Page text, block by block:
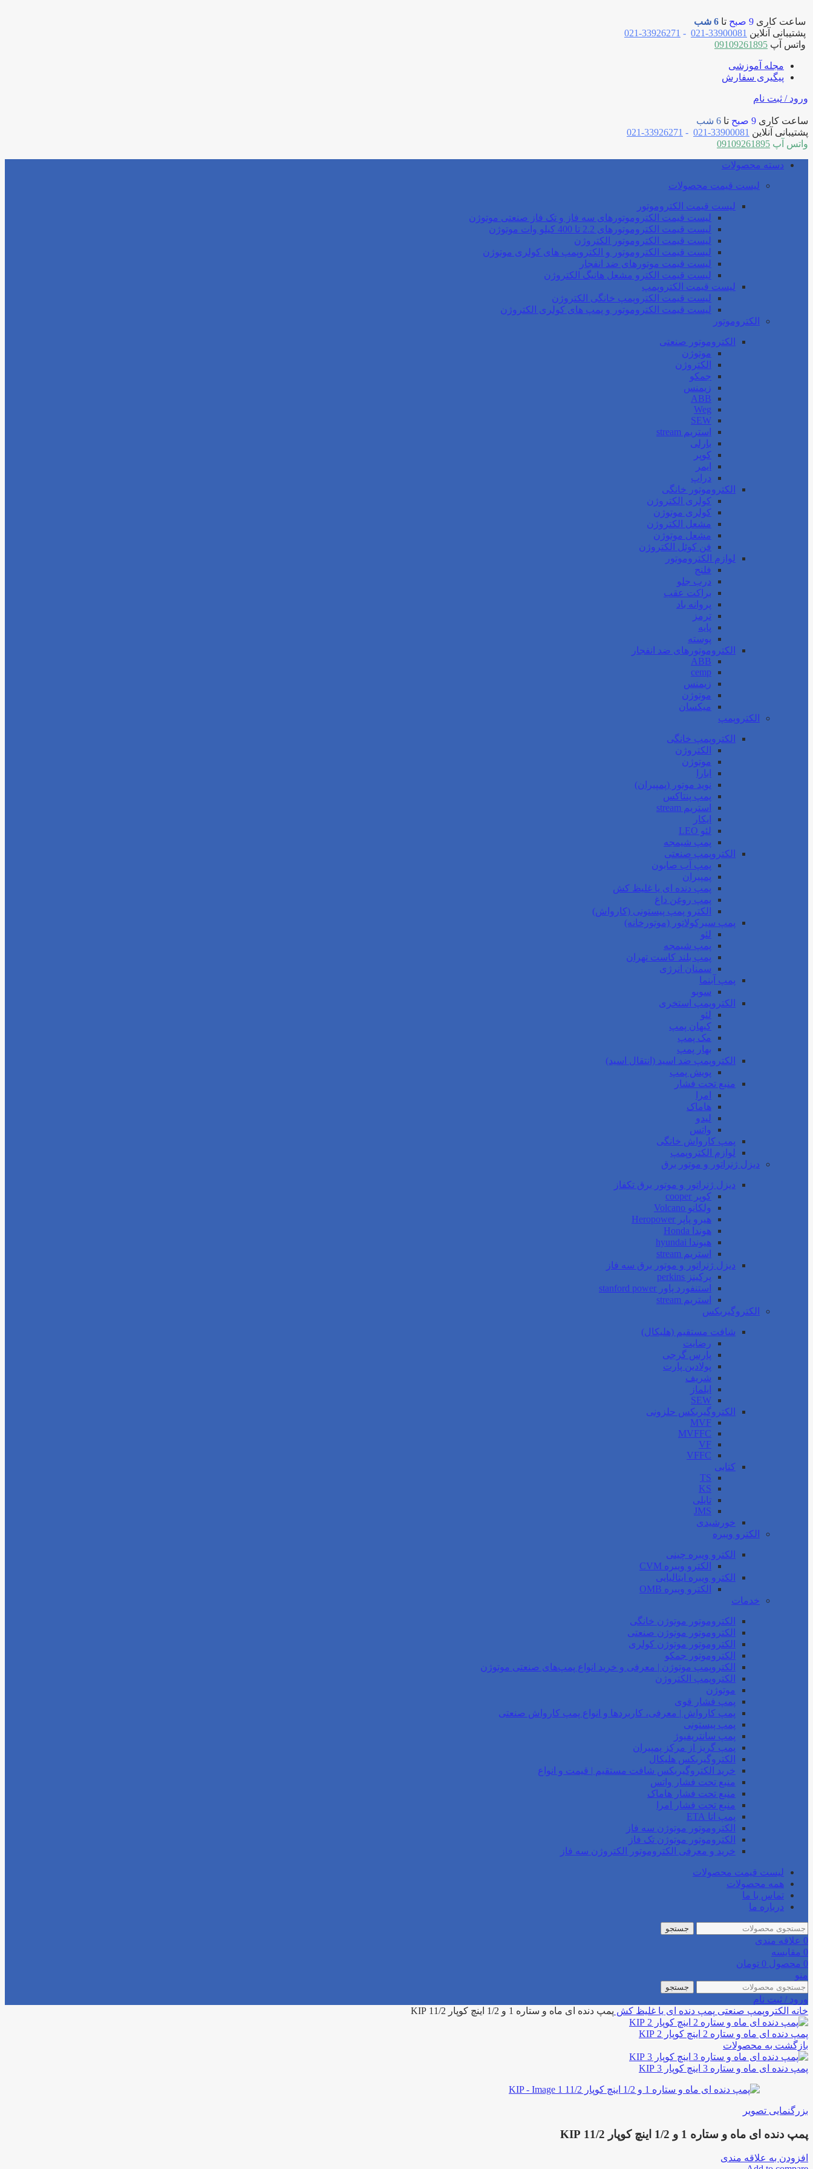
ساعت کاری 9 صبح تا 6 شب
پشتیبانی آنلاین 33900081-021
-
33926271-021
واتس آپ 09109261895
مجله آموزشی
پیگیری سفارش
ورود / ثبت نام
ساعت کاری 9 صبح تا 6 شب
پشتیبانی آنلاین 33900081-021
-
33926271-021
واتس آپ 09109261895
دسته محصولات
لیست قیمت محصولات
لیست قیمت الکتروموتور
لیست قیمت الکتروموتورهای سه فاز و تک فاز صنعتی موتوژن
لیست قیمت الکتروموتورهای 2.2 تا 400 کیلو وات موتوژن
لیست قیمت الکتروموتور الکتروژن
لیست قیمت الکتروموتور و الکتروپمپ های کولری موتوژن
لیست قیمت موتورهای ضد انفجار
لیست قیمت الکترو مشعل هانیگ الکتروژن
لیست قیمت الکتروپمپ
لیست قیمت الکتروپمپ خانگی الکتروژن
لیست قیمت الکتروموتور و پمپ های کولری الکتروژن
الکتروموتور
الکتروموتور صنعتی
موتوژن
الکتروژن
جمکو
زیمنس
ABB
Weg
SEW
استریم stream
بارلی
کوپر
ایمر
دراپ
الکتروموتور خانگی
کولری الکتروژن
کولری موتوژن
مشعل الکتروژن
مشعل موتوژن
فن کوئل الکتروژن
لوازم الکتروموتور
فلنج
درب جلو
براکت عقب
پروانه باد
ترمز
پایه
پوسته
الکتروموتورهای ضد انفجار
ABB
cemp
زیمنس
موتوژن
میکسان
الکتروپمپ
الکتروپمپ خانگی
الکتروژن
موتوژن
ابارا
نوید موتور (پمپیران)
پمپ پنتاکس
استریم stream
ایکار
لئو LEO
پمپ شیمجه
الکتروپمپ صنعتی
پمپ آب صابون
پمپیران
پمپ دنده ای یا غلیظ کش
پمپ روغن داغ
الکترو پمپ پیستونی (کارواش)
پمپ سیرکولاتور (موتورخانه)
لئو
پمپ شیمجه
پمپ بلند کاست تهران
سمنان انرژی
پمپ آبنما
سوبو
الکتروپمپ استخری
لئو
کیهان پمپ
مک پمپ
بهار پمپ
الکتروپمپ ضد اسید (انتقال اسید)
پویش پمپ
منبع تحت فشار
امرا
هاماک
لیدو
واتس
پمپ کارواش خانگی
لوازم الکتروپمپ
دیزل ژنراتور و موتور برق
دیزل ژنراتور و موتور برق تکفاز
کوپر cooper
ولکانو Volcano
هیرو پاپر Heropower
هوندا Honda
هیوندا hyundai
استریم stream
دیزل ژنراتور و موتور برق سه فاز
پرکینز perkins
استنفورد پاور stanford power
استریم stream
الکتروگیربکس
شافت مستقیم (هلیکال)
رضایت
پارس گرجی
پولادین پارت
شریف
ایلماز
SEW
الکتروگیربکس حلزونی
MVF
MVFFC
VF
VFFC
کتابی
TS
KS
تایلی
JMS
خورشیدی
الکترو ویبره
الکترو ویبره چینی
الکترو ویبره CVM
الکترو ویبره ایتالیایی
الکترو ویبره OMB
خدمات
الکتروموتور موتوژن خانگی
الکتروموتور موتوژن صنعتی
الکتروموتور موتوژن کولری
الکتروموتور جمکو
الکتروپمپ موتوژن | معرفی و خرید انواع پمپ‌های صنعتی موتوژن
الکتروپمپ الکتروژن
موتوژن
پمپ فشار قوی
پمپ کارواش | معرفی، کاربردها و انواع پمپ کارواش صنعتی
پمپ پیستونی
پمپ سانتریفیوژ
پمپ گریز از مرکز پمپیران
الکتروگیربکس هلیکال
خرید الکتروگیربکس شافت مستقیم | قیمت و انواع
منبع تحت فشار واتس
منبع تحت فشار هاماک
منبع تحت فشار امرا
پمپ اتا ETA
الکتروموتور موتوژن سه فاز
الکتروموتور موتوژن تک فاز
خرید و معرفی الکتروموتور الکتروژن سه فاز
لیست قیمت محصولات
همه محصولات
تماس با ما
درباره ما
جستجو
0 علاقه مندی
0 مقایسه
0 محصول 0 تومان
منو
جستجو
ورود / ثبت نام
خانه الکتروپمپ صنعتی پمپ دنده ای یا غلیظ کش پمپ دنده ای ماه و ستاره 1 و 1/2 اینچ کوپار 11/2 KIP
پمپ دنده ای ماه و ستاره 2 اینچ کوپار 2 KIP
بازگشت به محصولات
پمپ دنده ای ماه و ستاره 3 اینچ کوپار 3 KIP
بزرگنمایی تصویر
پمپ دنده ای ماه و ستاره 1 و 1/2 اینچ کوپار 11/2 KIP
افزودن به علاقه مندی